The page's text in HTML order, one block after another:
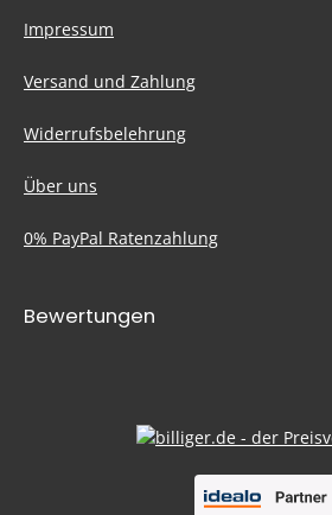
Impressum
Versand und Zahlung
Widerrufsbelehrung
Über uns
0% PayPal Ratenzahlung
Bewertungen